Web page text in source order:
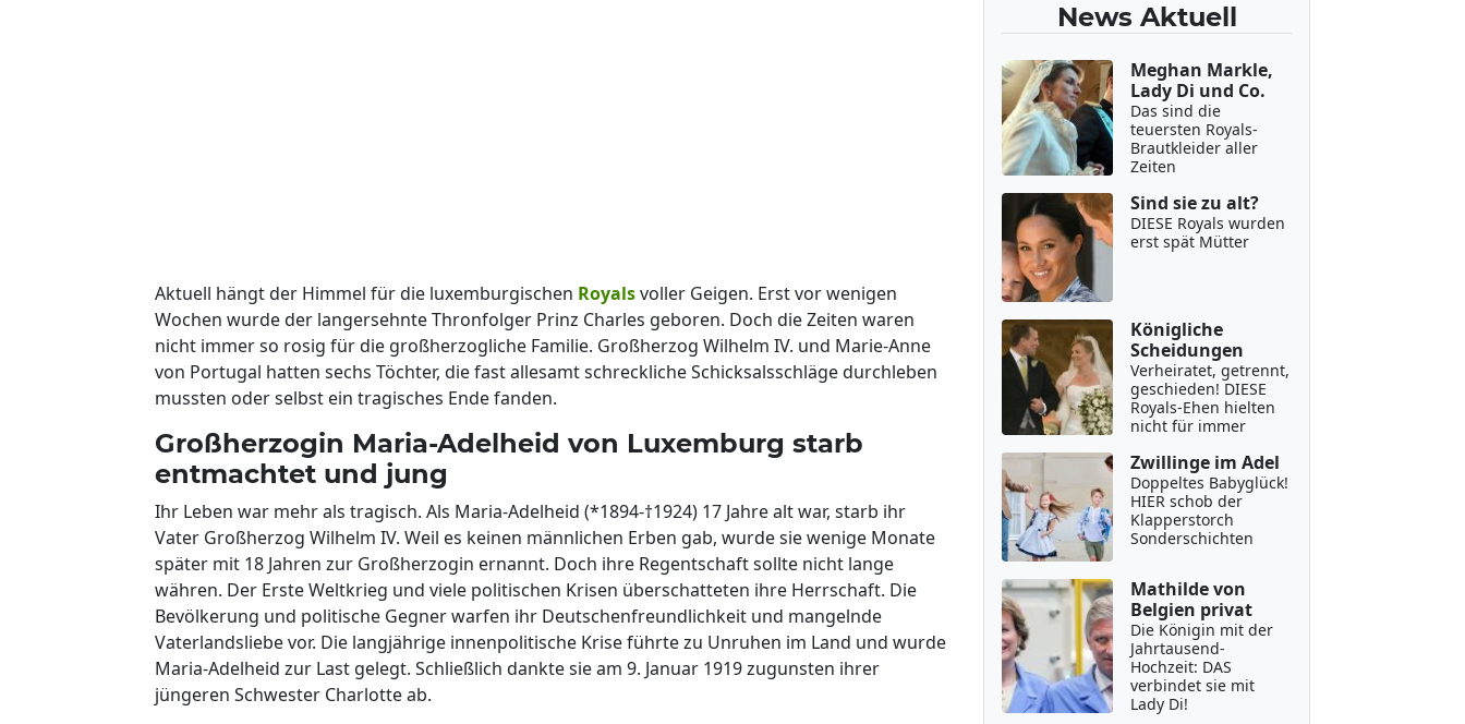
Aktuell hängt der Himmel für die luxemburgischen Royalsvoller Geigen. Erst vor wenigen
Wochen wurde der langersehnte Thronfolger Prinz Charles geboren. Doch die Zeiten waren
nicht immer so rosig für die großherzogliche Familie. Großherzog Wilhelm IV. und Marie-Anne
von Portugal hatten sechs Töchter, die fast allesamt schreckliche Schicksalsschläge durchleben
mussten oder selbst ein tragisches Ende fanden.
Großherzogin Maria-Adelheid von Luxemburg starb
entmachtet und jung
Ihr Leben war mehr als tragisch. Als Maria-Adelheid (*1894-†1924) 17 Jahre alt war, starb ihr
Vater Großherzog Wilhelm IV. Weil es keinen männlichen Erben gab, wurde sie wenige Monate
später mit 18 Jahren zur Großherzogin ernannt. Doch ihre Regentschaft sollte nicht lange
währen. Der Erste Weltkrieg und viele politischen Krisen überschatteten ihre Herrschaft. Die
Bevölkerung und politische Gegner warfen ihr Deutschenfreundlichkeit und mangelnde
Vaterlandsliebe vor. Die langjährige innenpolitische Krise führte zu Unruhen im Land und wurde
Maria-Adelheid zur Last gelegt. Schließlich dankte sie am 9. Januar 1919 zugunsten ihrer
jüngeren Schwester Charlotte ab.
News Aktuell
Meghan Markle,
Lady Di und Co.
Das sind die
teuersten Royals-
Brautkleider aller
Zeiten
Sind sie zu alt?
DIESE Royals wurden
erst spät Mütter
Königliche
Scheidungen
Verheiratet, getrennt,
geschieden! DIESE
Royals-Ehen hielten
nicht für immer
Zwillinge im Adel
Doppeltes Babyglück!
HIER schob der
Klapperstorch
Sonderschichten
Mathilde von
Belgien privat
Die Königin mit der
Jahrtausend-
Hochzeit: DAS
verbindet sie mit
Lady Di!